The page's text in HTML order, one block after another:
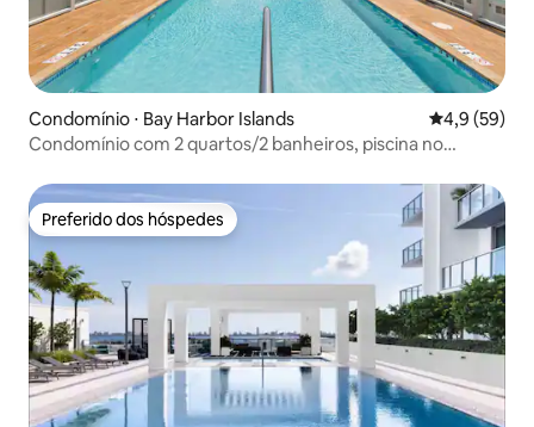
Condomínio ⋅ Bay Harbor Islands 4,9 de uma
4,9 (59)
Condomínio com 2 quartos/2 banheiros, piscina no
Preferido dos hóspedes
Preferido dos hóspedes